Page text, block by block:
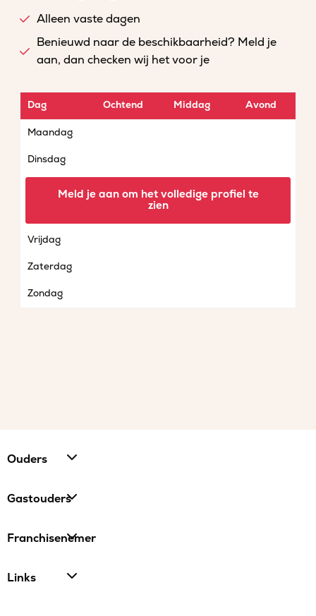
Alleen vaste dagen
Benieuwd naar de beschikbaarheid? Meld je
aan, dan checken wij het voor je
Dag Ochtend Middag Avond
Maandag
Dinsdag
Vrijdag
Zaterdag
Zondag
Meld je aan om het volledige profiel te
zien
Ouders
Gastouders
Franchisenemer
Links